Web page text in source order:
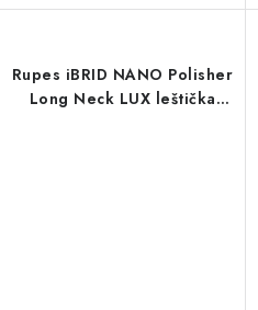
Rupes iBRID NANO Polisher
Long Neck LUX leštička